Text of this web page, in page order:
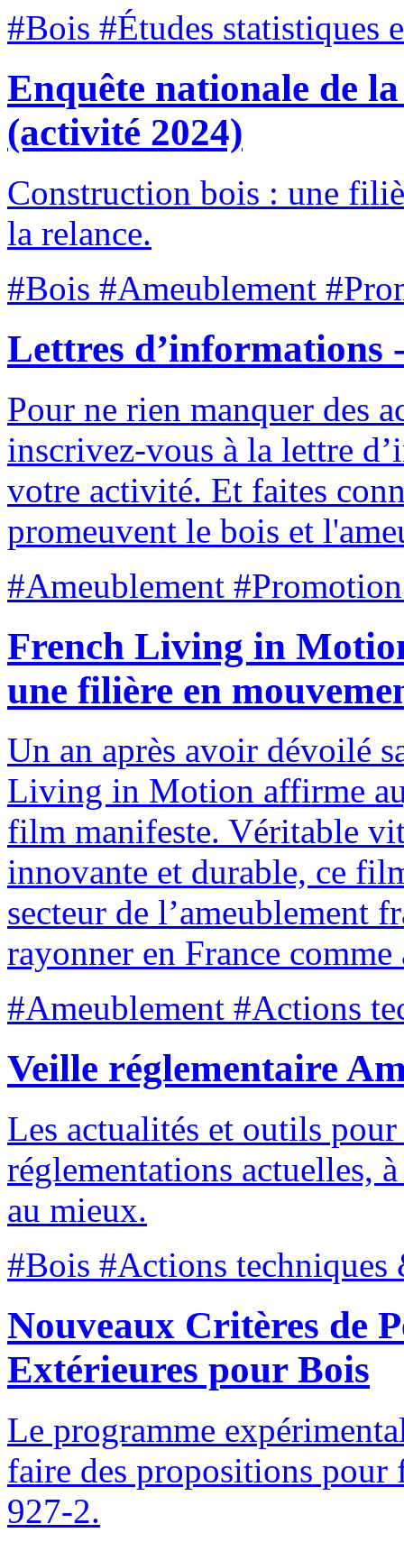
#Bois #Études statistiques
Enquête nationale de
(activité 2024)
Construction bois : une
la relance.
#Bois #Ameublement
Lettres d’informations
Pour ne rien manquer des
inscrivez-vous à la lettre
votre activité. Et faites
promeuvent le bois et
#Ameublement
French Living in
une filière en
Un an après avoir dévoilé
Living in Motion affirme
film manifeste. Véritable
innovante et durable, ce
secteur de l’ameublement
rayonner en France
#Ameublement #Actions
Veille réglementaire
Les actualités et outils
réglementations actuelles,
au mieux.
#Bois #Actions techniques
Nouveaux Critères de
Extérieures pour Bois
Le programme
faire des propositions
927-2.